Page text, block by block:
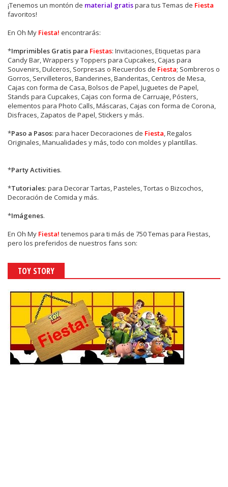
¡Tenemos un montón de material gratispara tus Temas de Fiesta
favoritos!
En Oh My Fiesta! encontrarás:
*Imprimibles Gratis para Fiestas: Invitaciones, Etiquetas para
Candy Bar, Wrappers y Toppers para Cupcakes, Cajas para
Souvenirs, Dulceros, Sorpresas o Recuerdos de Fiesta; Sombreros o
Gorros, Servilleteros, Banderines, Banderitas, Centros de Mesa,
Cajas con forma de Casa, Bolsos de Papel, Juguetes de Papel,
Stands para Cupcakes, Cajas con forma de Carruaje, Pósters,
elementos para Photo Calls, Máscaras, Cajas con forma de Corona,
Disfraces, Zapatos de Papel, Stickers y más.
*Paso a Pasos: para hacer Decoraciones de Fiesta, Regalos
Originales, Manualidades y más, todo con moldes y plantillas.
*Party Activities.
*Tutoriales: para Decorar Tartas, Pasteles, Tortas o Bizcochos,
Decoración de Comida y más.
*Imágenes.
En Oh My Fiesta! tenemos para ti más de 750 Temas para Fiestas,
pero los preferidos de nuestros fans son:
TOY STORY